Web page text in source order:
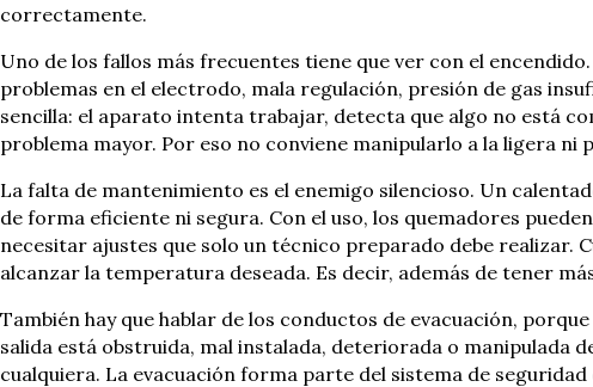
correctamente.
Uno de los fallos más frecuentes tiene que ver con el
problemas en el electrodo, mala regulación, presión de gas
sencilla: el aparato intenta trabajar, detecta que algo no está
problema mayor. Por eso no conviene manipularlo a la ligera
La falta de mantenimiento es el enemigo silencioso. Un
de forma eficiente ni segura. Con el uso, los quemadores
necesitar ajustes que solo un técnico preparado debe realizar.
alcanzar la temperatura deseada. Es decir, además de tener
También hay que hablar de los conductos de evacuación,
salida está obstruida, mal instalada, deteriorada o manipulada
cualquiera. La evacuación forma parte del sistema de